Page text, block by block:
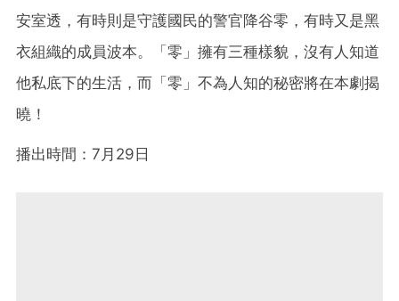
安室透，有時則是守護國民的警官降谷零，有時又是黑
衣組織的成員波本。「零」擁有三種樣貌，沒有人知道
他私底下的生活，而「零」不為人知的秘密將在本劇揭
曉！
播出時間：7月29日